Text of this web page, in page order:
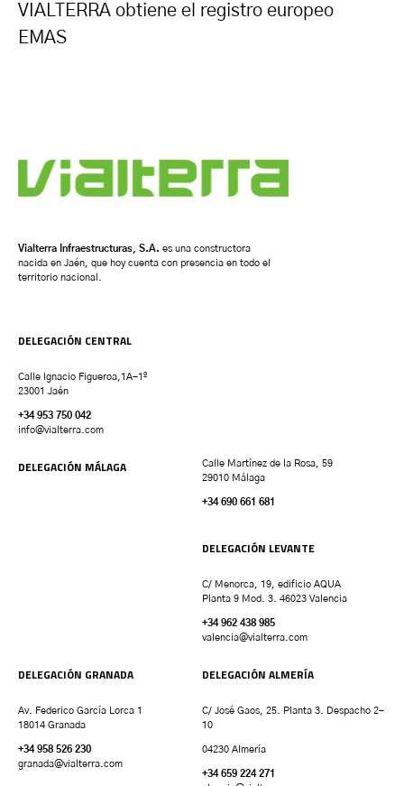
VIALTERRA obtiene el registro europeo
EMAS
Vialterra Infraestructuras, S.A. es una constructora
nacida en Jaén, que hoy cuenta con presencia en todo el
territorio nacional.
DELEGACIÓN CENTRAL
Calle Ignacio Figueroa,1A-1º
23001 Jaén
+34 953 750 042
info@vialterra.com
DELEGACIÓN MÁLAGA
Calle Martínez de la Rosa, 59
29010 Málaga
+34 690 661 681
DELEGACIÓN LEVANTE
C/ Menorca, 19, edificio AQUA
Planta 9 Mod. 3. 46023 Valencia
+34 962 438 985
valencia@vialterra.com
DELEGACIÓN GRANADA
Av. Federico García Lorca 1
18014 Granada
+34 958 526 230
granada@vialterra.com
DELEGACIÓN ALMERÍA
C/ José Gaos, 25. Planta 3. Despacho 2-
10
04230 Almería
+34 659 224 271